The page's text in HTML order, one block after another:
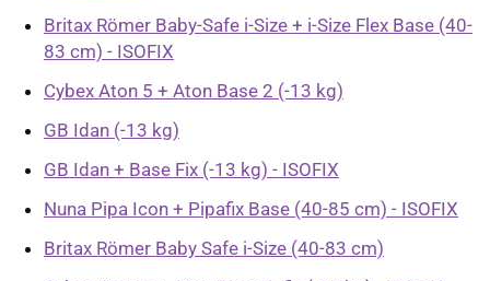
Britax Römer Baby-Safe i-Size + i-Size Flex Base (40-
83 cm) - ISOFIX
Cybex Aton 5 + Aton Base 2 (-13 kg)
GB Idan (-13 kg)
GB Idan + Base Fix (-13 kg) - ISOFIX
Nuna Pipa Icon + Pipafix Base (40-85 cm) - ISOFIX
Britax Römer Baby Safe i-Size (40-83 cm)